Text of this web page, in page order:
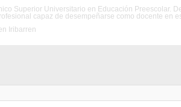
Superior Universitario en Educación Preescolar.
capaz de desempeñarse como docente en
Iribarren